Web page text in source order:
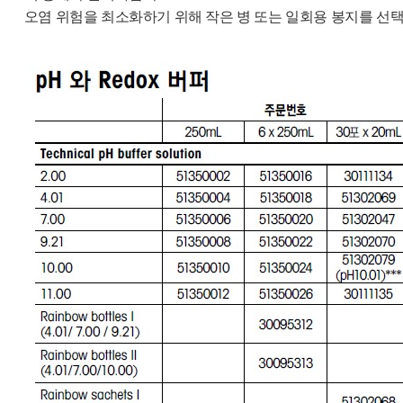
오염 위험을 최소화하기 위해 작은 병 또는 일회용 봉지를 선